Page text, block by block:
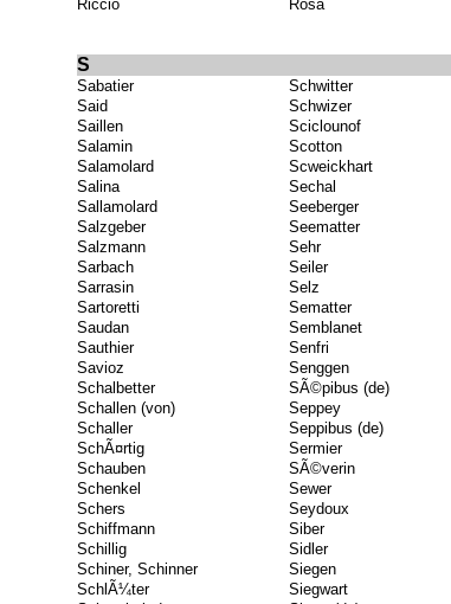
Riccio
Rosa
S
Sabatier Schwitter
Said
Schwizer
Saillen
Sciclounof
Salamin
Scotton
Salamolard
Scweickhart
Salina
Sechal
Sallamolard
Seeberger
Salzgeber
Seematter
Salzmann
Sehr
Sarbach
Seiler
Sarrasin
Selz
Sartoretti
Sematter
Saudan
Semblanet
Sauthier
Senfri
Savioz
Senggen
Schalbetter
SÃ©pibus (de)
Schallen (von)
Seppey
Schaller
Seppibus (de)
SchÃ¤rtig
Sermier
Schauben
SÃ©verin
Schenkel
Sewer
Schers
Seydoux
Schiffmann
Siber
Schillig
Sidler
Schiner, Schinner
Siegen
SchlÃ¼ter
Siegwart